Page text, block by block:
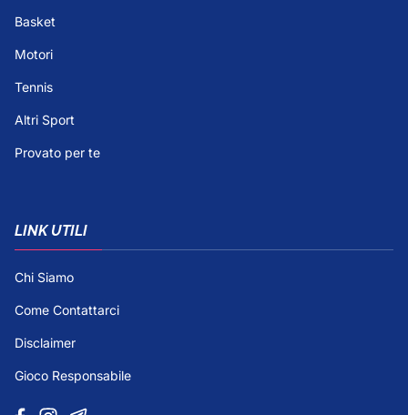
Basket
Motori
Tennis
Altri Sport
Provato per te
LINK UTILI
Chi Siamo
Come Contattarci
Disclaimer
Gioco Responsabile